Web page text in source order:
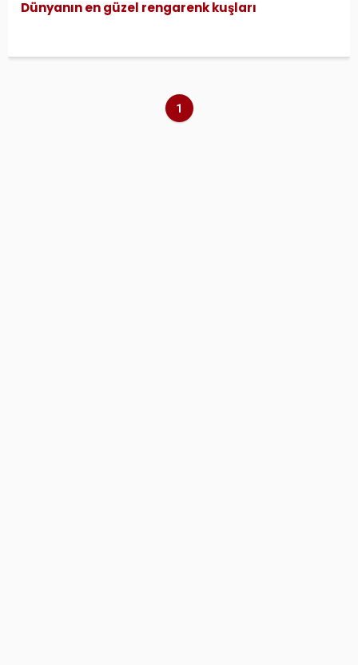
Dünyanın en güzel rengarenk kuşları
1